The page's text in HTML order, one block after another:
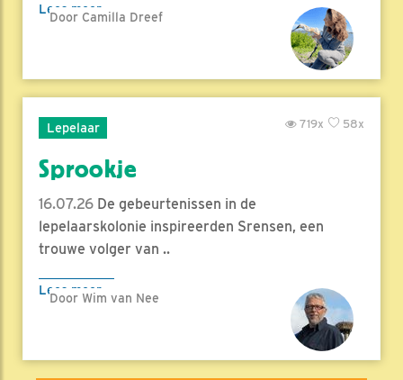
Lees meer
Door Camilla Dreef
Lepelaar 58x
719x
Sprookje
16.07.26 De gebeurtenissen in de
lepelaarskolonie inspireerden Srensen, een
trouwe volger van ..
Lees meer
Door Wim van Nee